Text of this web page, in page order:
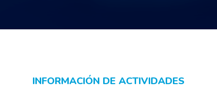
INFORMACIÓN DE ACTIVIDADES